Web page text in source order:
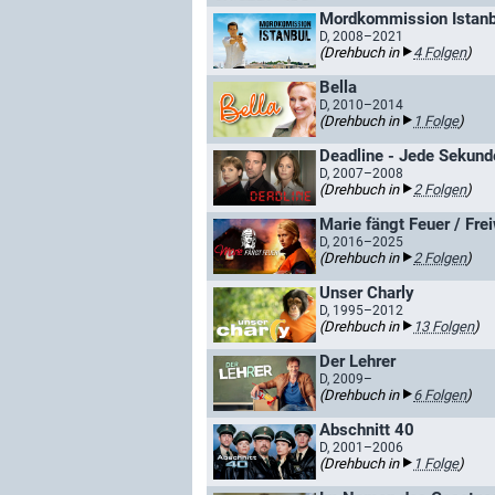
Mordkommission
D, 2008–2021
(Drehbuch in 4 Folgen)
Bella
D, 2010–2014
(Drehbuch in 1 Folge)
Deadline - Jede
D, 2007–2008
(Drehbuch in 2 Folgen)
Marie fängt Feuer /
D, 2016–2025
(Drehbuch in 2 Folgen)
Unser Charly
D, 1995–2012
(Drehbuch in 13 Folgen)
Der Lehrer
D, 2009–
(Drehbuch in 6 Folgen)
Abschnitt 40
D, 2001–2006
(Drehbuch in 1 Folge)